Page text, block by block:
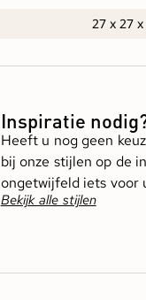
27 x 27
Inspiratie
Heeft u nog geen
bij onze stijlen op de
ongetwijfeld iets voor
Bekijk alle stijlen